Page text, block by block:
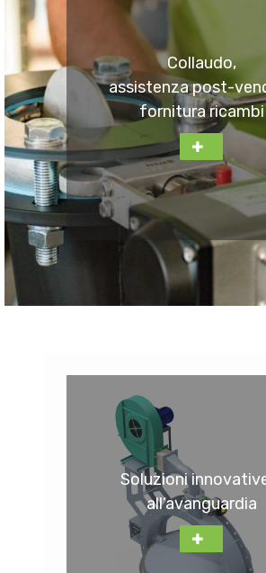
Soluzioni
all’avanguardia
Collaudo,
assistenza post-
fornitura ricambi